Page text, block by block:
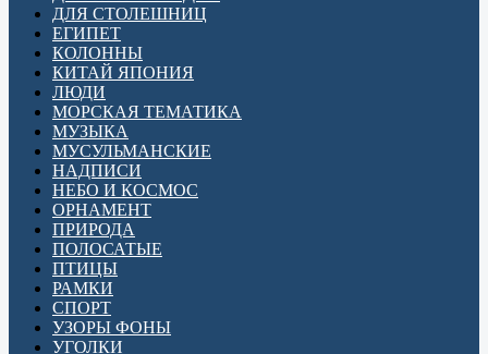
ДЛЯ СТОЛЕШНИЦ
ЕГИПЕТ
КОЛОННЫ
КИТАЙ ЯПОНИЯ
ЛЮДИ
МОРСКАЯ ТЕМАТИКА
МУЗЫКА
МУСУЛЬМАНСКИЕ
НАДПИСИ
НЕБО И КОСМОС
ОРНАМЕНТ
ПРИРОДА
ПОЛОСАТЫЕ
ПТИЦЫ
РАМКИ
СПОРТ
УЗОРЫ ФОНЫ
УГОЛКИ